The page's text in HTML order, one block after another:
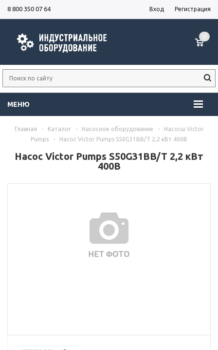
8 800 350 07 64 Вход Регистрация
МЕНЮ
0
Главная - Каталог - Насосное оборудование -
Насосы Victor
Pumps
- Насос Victor Pumps S50G31BB/T 2,2 кВт 400В
Насос Victor Pumps S50G31BB/T 2,2 кВт
400В